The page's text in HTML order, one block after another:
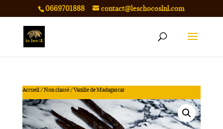
0669701888 contact@leschocoslnl.com
Accueil /Non classé/ Vanille de Madagascar